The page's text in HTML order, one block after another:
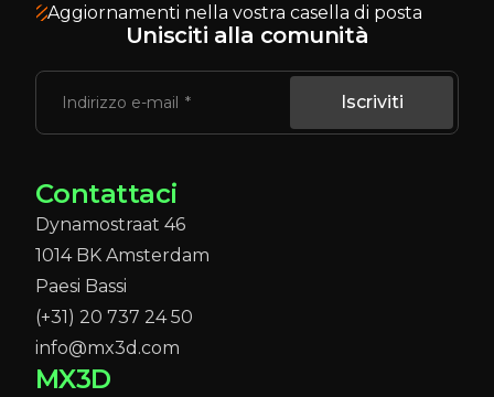
Aggiornamenti nella vostra casella di posta
Unisciti alla comunità
Indirizzo e-mail Iscriviti
Contattaci
Dynamostraat 46
1014 BK Amsterdam
Paesi Bassi
(+31) 20 737 24 50
info@mx3d.com
MX3D